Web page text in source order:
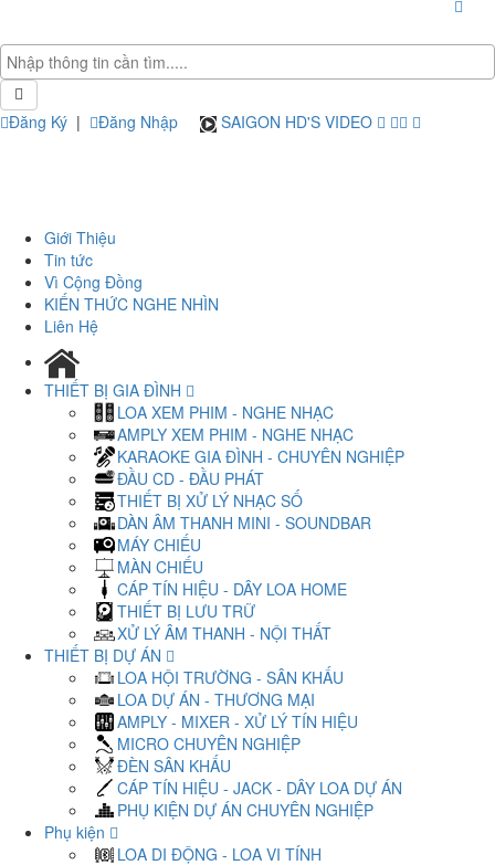
Đăng Ký | Đăng Nhập SAIGON HD'S VIDEO
Giới Thiệu
Tin tức
Vì Cộng Đồng
KIẾN THỨC NGHE NHÌN
Liên Hệ
THIẾT BỊ GIA ĐÌNH
LOA XEM PHIM - NGHE NHẠC
AMPLY XEM PHIM - NGHE NHẠC
KARAOKE GIA ĐÌNH - CHUYÊN NGHIỆP
ĐẦU CD - ĐẦU PHÁT
THIẾT BỊ XỬ LÝ NHẠC SỐ
DÀN ÂM THANH MINI - SOUNDBAR
MÁY CHIẾU
MÀN CHIẾU
CÁP TÍN HIỆU - DÂY LOA HOME
THIẾT BỊ LƯU TRỮ
XỬ LÝ ÂM THANH - NỘI THẤT
THIẾT BỊ DỰ ÁN
LOA HỘI TRƯỜNG - SÂN KHẤU
LOA DỰ ÁN - THƯƠNG MẠI
AMPLY - MIXER - XỬ LÝ TÍN HIỆU
MICRO CHUYÊN NGHIỆP
ĐÈN SÂN KHẤU
CÁP TÍN HIỆU - JACK - DÂY LOA DỰ ÁN
PHỤ KIỆN DỰ ÁN CHUYÊN NGHIỆP
Phụ kiện
LOA DI ĐỘNG - LOA VI TÍNH